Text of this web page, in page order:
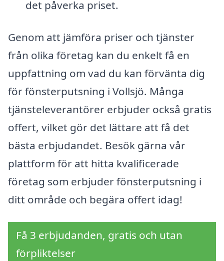
det påverka priset.
Genom att jämföra priser och tjänster
från olika företag kan du enkelt få en
uppfattning om vad du kan förvänta dig
för fönsterputsning i Vollsjö. Många
tjänsteleverantörer erbjuder också gratis
offert, vilket gör det lättare att få det
bästa erbjudandet. Besök gärna vår
plattform för att hitta kvalificerade
företag som erbjuder fönsterputsning i
ditt område och begära offert idag!
Få 3 erbjudanden, gratis och utan
förpliktelser